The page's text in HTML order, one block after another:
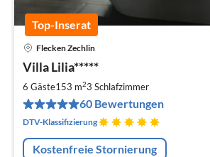
Top-Inserat
Flecken Zechlin
Villa Lilia*****
6 Gäste153 m23 Schlafzimmer
60 Bewertungen
DTV-Klassifizierung
Kostenfreie Stornierung